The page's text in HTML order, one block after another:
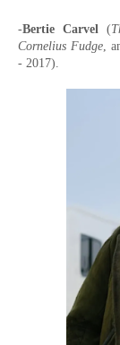
-Bertie Carvel(
Cornelius Fudge,
- 2017).